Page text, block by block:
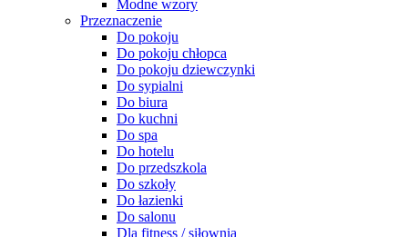
Modne wzory
Przeznaczenie
Do pokoju
Do pokoju chłopca
Do pokoju dziewczynki
Do sypialni
Do biura
Do kuchni
Do spa
Do hotelu
Do przedszkola
Do szkoły
Do łazienki
Do salonu
Dla fitness / siłownia